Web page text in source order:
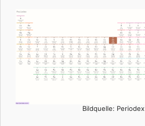
Bildquelle: Periodex